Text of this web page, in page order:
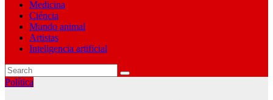
Medicina
Ciéncia
Mundo animal
Artistas
Inteligencia artificial
Política